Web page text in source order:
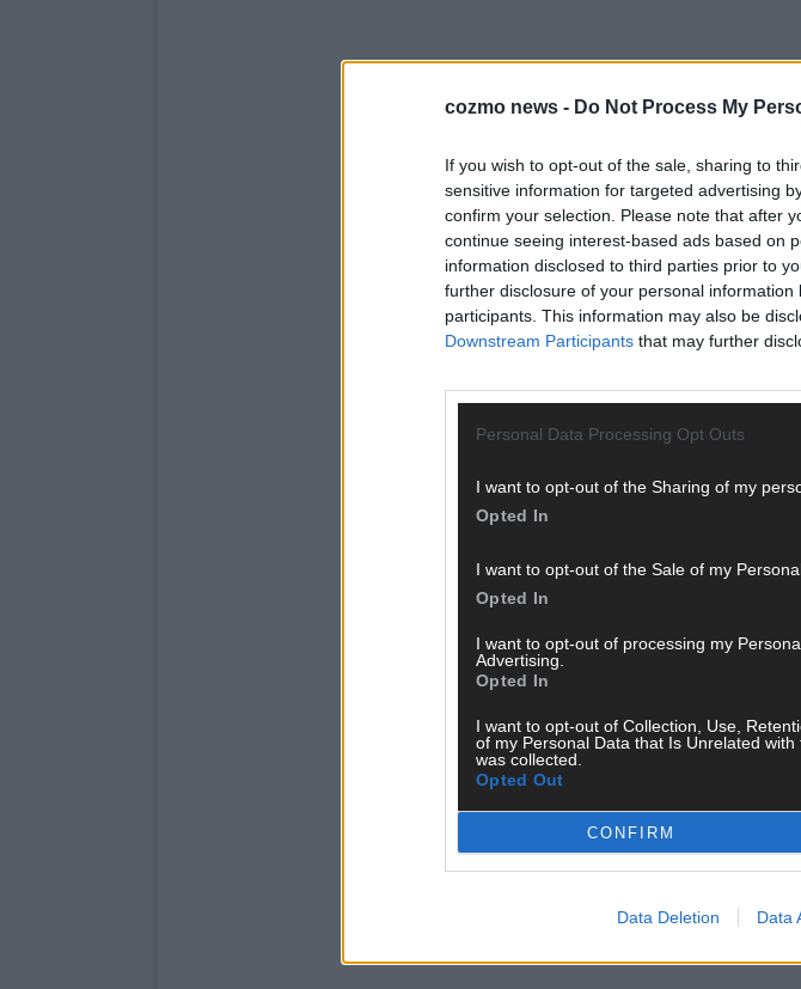
cozmo news - Do Not Process My
If you wish to opt-out of the sale, sharing to
sensitive information for targeted advertising
confirm your selection. Please note that after
continue seeing interest-based ads based on
information disclosed to third parties prior to
further disclosure of your personal information
participants. This information may also be
Downstream Participants that may further
Personal Data Processing Opt Outs
I want to opt-out of the Sharing of my
Opted In
I want to opt-out of the Sale of my
Opted In
I want to opt-out of processing my
Advertising.
Opted In
I want to opt-out of Collection, Use,
of my Personal Data that Is Unrelated
was collected.
Opted Out
CONFIRM
Data Deletion Data